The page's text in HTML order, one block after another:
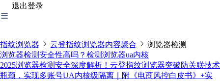
退出登录
指纹浏览器 云登指纹浏览器内容聚合
浏览器检测
浏览器检测安全性高吗？检测浏览器ua内核
2025浏览器检测安全深度解析！云登指纹浏览器突破防关联技术
瓶颈，实现多账号UA内核级隔离｜附《电商风控白皮书》+实